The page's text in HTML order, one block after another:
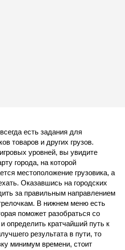
есть задания для
товаров и других грузов.
уровней, вы увидите
города, на которой
местоположение грузовика, а
Оказавшись на городских
за правильным направлением
В нижнем меню есть
поможет разобраться со
определить кратчайший путь к
результата в пути, то
минимум времени, стоит